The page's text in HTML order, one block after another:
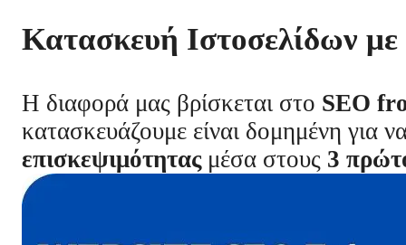
Κατασκευή Ιστοσελίδων
Η διαφορά μας βρίσκεται στο SEO
κατασκευάζουμε είναι δομημένη για
επισκεψιμότητας μέσα στους 3